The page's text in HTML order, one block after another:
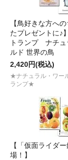
【鳥好きな方へ
たプレゼントに♪】
トランプ ナチュ
ルド 世界の鳥
2,420円(税込)
★ナチュラル・ワー
ランプ★
【「仮面ライダ
場！】